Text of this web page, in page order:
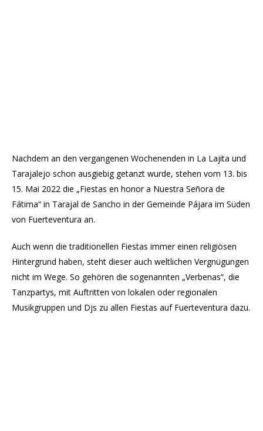
Nachdem an den vergangenen Wochenenden in La Lajita und
Tarajalejo schon ausgiebig getanzt wurde, stehen vom 13. bis
15. Mai 2022 die „Fiestas en honor a Nuestra Señora de
Fátima“ in Tarajal de Sancho in der Gemeinde Pájara im Süden
von Fuerteventura an.
Auch wenn die traditionellen Fiestas immer einen religiösen
Hintergrund haben, steht dieser auch weltlichen Vergnügungen
nicht im Wege. So gehören die sogenannten „Verbenas“, die
Tanzpartys, mit Auftritten von lokalen oder regionalen
Musikgruppen und Djs zu allen Fiestas auf Fuerteventura dazu.